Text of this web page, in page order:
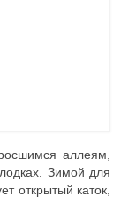
аллеям,
Зимой для
открытый каток,